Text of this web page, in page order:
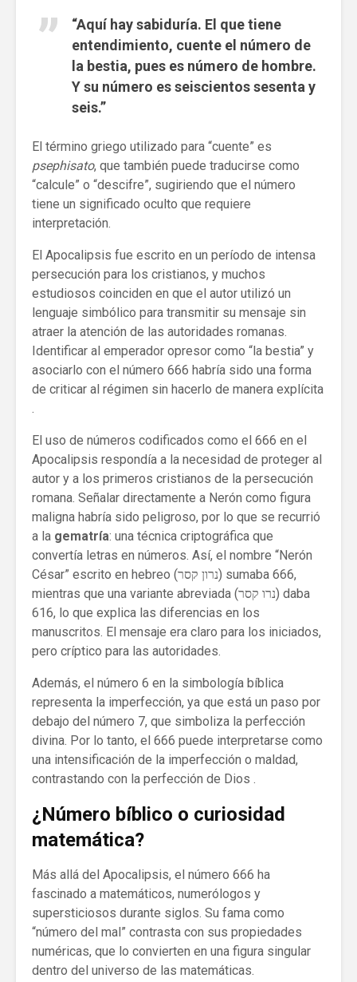
“Aquí hay sabiduría. El que tiene
entendimiento, cuente el número de
la bestia, pues es número de hombre.
Y su número es seiscientos sesenta y
seis.”
El término griego utilizado para “cuente” es
psephisato, que también puede traducirse como
“calcule” o “descifre”, sugiriendo que el número
tiene un significado oculto que requiere
interpretación.
El Apocalipsis fue escrito en un período de intensa
persecución para los cristianos, y muchos
estudiosos coinciden en que el autor utilizó un
lenguaje simbólico para transmitir su mensaje sin
atraer la atención de las autoridades romanas.
Identificar al emperador opresor como “la bestia” y
asociarlo con el número 666 habría sido una forma
de criticar al régimen sin hacerlo de manera explícita
El uso de números codificados como el 666 en el
Apocalipsis respondía a la necesidad de proteger al
autor y a los primeros cristianos de la persecución
romana. Señalar directamente a Nerón como figura
maligna habría sido peligroso, por lo que se recurrió
a la gematría: una técnica criptográfica que
convertía letras en números. Así, el nombre “Nerón
César” escrito en hebreo (נרון קסר) sumaba 666,
mientras que una variante abreviada (נרו קסר) daba
616, lo que explica las diferencias en los
manuscritos. El mensaje era claro para los iniciados,
pero críptico para las autoridades.
Además, el número 6 en la simbología bíblica
representa la imperfección, ya que está un paso por
debajo del número 7, que simboliza la perfección
divina. Por lo tanto, el 666 puede interpretarse como
una intensificación de la imperfección o maldad,
contrastando con la perfección de Dios .
¿Número bíblico o curiosidad
matemática?
Más allá del Apocalipsis, el número 666 ha
fascinado a matemáticos, numerólogos y
supersticiosos durante siglos. Su fama como
“número del mal” contrasta con sus propiedades
numéricas, que lo convierten en una figura singular
dentro del universo de las matemáticas.